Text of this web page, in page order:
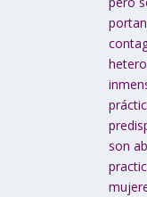
son